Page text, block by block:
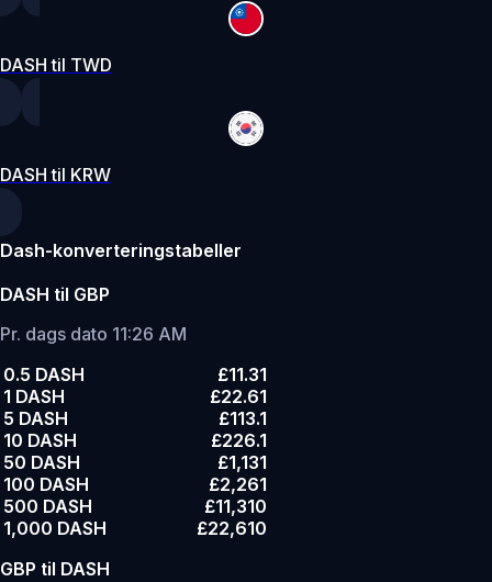
DASH til TWD
DASH til KRW
Dash-konverteringstabeller
DASH til GBP
Pr. dags dato 11:26 AM
0.5 DASH
£11.31
1 DASH
£22.61
5 DASH
£113.1
10 DASH
£226.1
50 DASH
£1,131
100 DASH
£2,261
500 DASH
£11,310
1,000 DASH
£22,610
GBP til DASH